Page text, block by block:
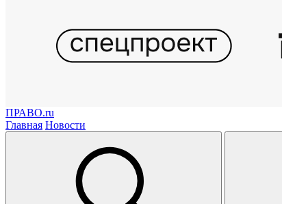
ПРАВО.ru
Главная Новости